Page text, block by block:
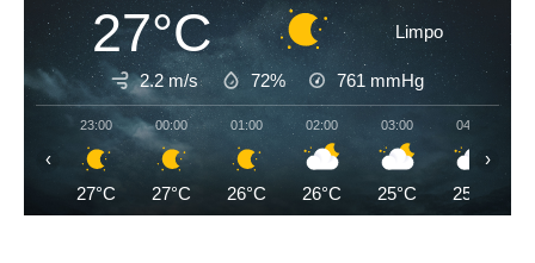
27°C Limpo
2.2 m/s 72% 761 mmHg
23:00
27°C
00:00
27°C
01:00
26°C
02:00
26°C
03:00
25°C
04:00
25°C
‹ ›